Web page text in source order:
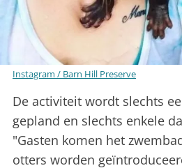
Instagram / Barn Hill Preserve
De activiteit wordt slechts
gepland en slechts enkele
"Gasten komen het
otters worden